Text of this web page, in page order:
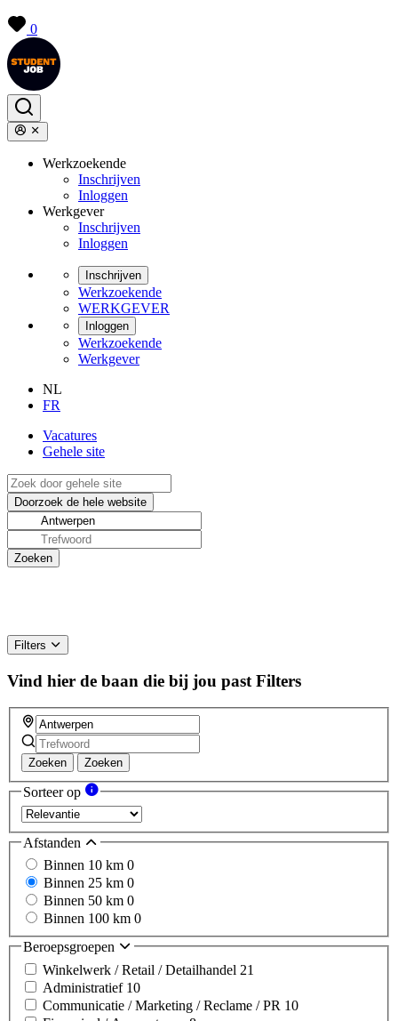
0
Werkzoekende
Inschrijven
Inloggen
Werkgever
Inschrijven
Inloggen
Inschrijven
Werkzoekende
WERKGEVER
Inloggen
Werkzoekende
Werkgever
NL
FR
Vacatures
Gehele site
Filters
Vind hier de baan die bij jou past Filters
Zoeken Zoeken
Sorteer op
Afstanden
Binnen 10 km 0
Binnen 25 km 0
Binnen 50 km 0
Binnen 100 km 0
Beroepsgroepen
Winkelwerk / Retail / Detailhandel 21
Administratief 10
Communicatie / Marketing / Reclame / PR 10